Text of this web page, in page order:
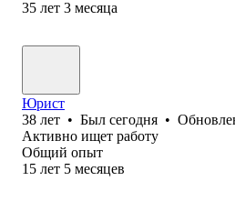
35 лет 3 месяца
Юрист
38 лет • Был сегодня •
Активно ищет работу
Общий опыт
15 лет 5 месяцев